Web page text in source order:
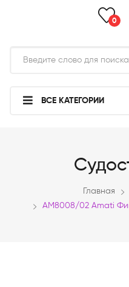
0
ВСЕ КАТЕГОРИИ
Главная
AM8008/02 Amati